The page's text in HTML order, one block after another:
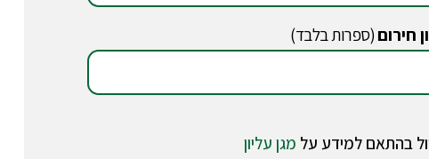
חירום(ספרות בלבד)
מגן עליון